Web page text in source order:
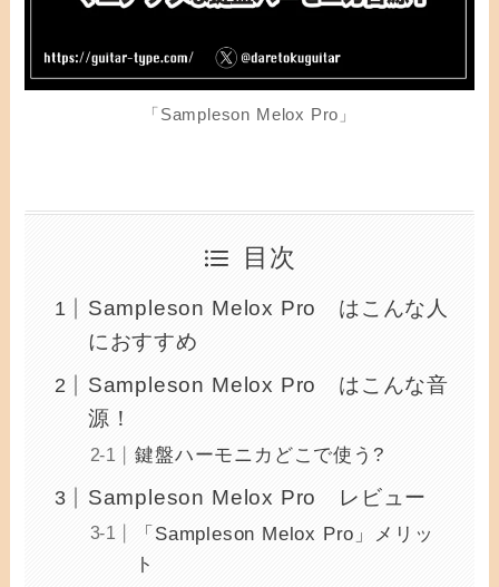
「Sampleson Melox Pro」
目次
Sampleson Melox Pro はこんな人
におすすめ
Sampleson Melox Pro はこんな音
源！
鍵盤ハーモニカどこで使う?
Sampleson Melox Pro レビュー
「Sampleson Melox Pro」メリッ
ト